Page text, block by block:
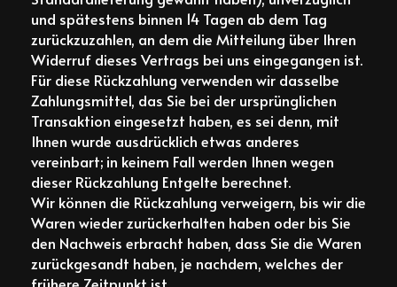
und spätestens binnen 14 Tagen ab dem Tag
zurückzuzahlen, an dem die Mitteilung über Ihren
Widerruf dieses Vertrags bei uns eingegangen ist.
Für diese Rückzahlung verwenden wir dasselbe
Zahlungsmittel, das Sie bei der ursprünglichen
Transaktion eingesetzt haben, es sei denn, mit
Ihnen wurde ausdrücklich etwas anderes
vereinbart; in keinem Fall werden Ihnen wegen
dieser Rückzahlung Entgelte berechnet.
Wir können die Rückzahlung verweigern, bis wir die
Waren wieder zurückerhalten haben oder bis Sie
den Nachweis erbracht haben, dass Sie die Waren
zurückgesandt haben, je nachdem, welches der